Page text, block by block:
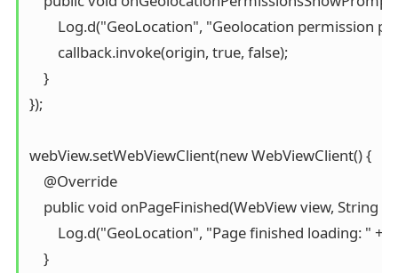
Log.d("GeoLocation", "Geolocation permission
        callback.invoke(origin, true, false);
    }
});
webView.setWebViewClient(new WebViewClient() {
    @Override
public void onPageFinished(WebView view, String
Log.d("GeoLocation", "Page finished loading: " +
    }